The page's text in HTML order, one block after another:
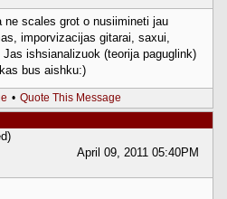
ne scales grot o nusiimineti jau
imporvizacijas gitarai, saxui,
ishsianalizuok (teorija paguglink)
bus aishku:)
• Quote This Message
April 09, 2011 05:40PM